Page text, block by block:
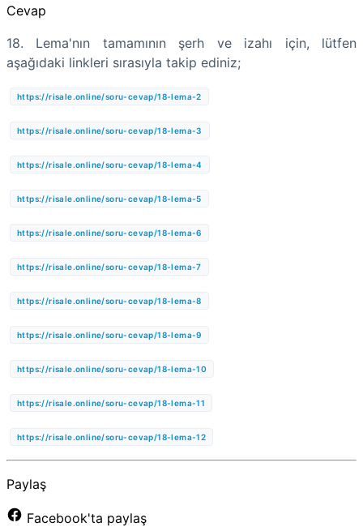
Cevap
18. Lema'nın tamamının şerh ve izahı için, lütfen
aşağıdaki linkleri sırasıyla takip ediniz;
https://risale.online/soru-cevap/18-lema-2
https://risale.online/soru-cevap/18-lema-3
https://risale.online/soru-cevap/18-lema-4
https://risale.online/soru-cevap/18-lema-5
https://risale.online/soru-cevap/18-lema-6
https://risale.online/soru-cevap/18-lema-7
https://risale.online/soru-cevap/18-lema-8
https://risale.online/soru-cevap/18-lema-9
https://risale.online/soru-cevap/18-lema-10
https://risale.online/soru-cevap/18-lema-11
https://risale.online/soru-cevap/18-lema-12
Paylaş
Facebook'ta paylaş